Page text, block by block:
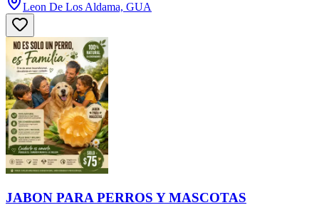
Leon De Los Aldama, GUA
JABON PARA PERROS Y MASCOTAS